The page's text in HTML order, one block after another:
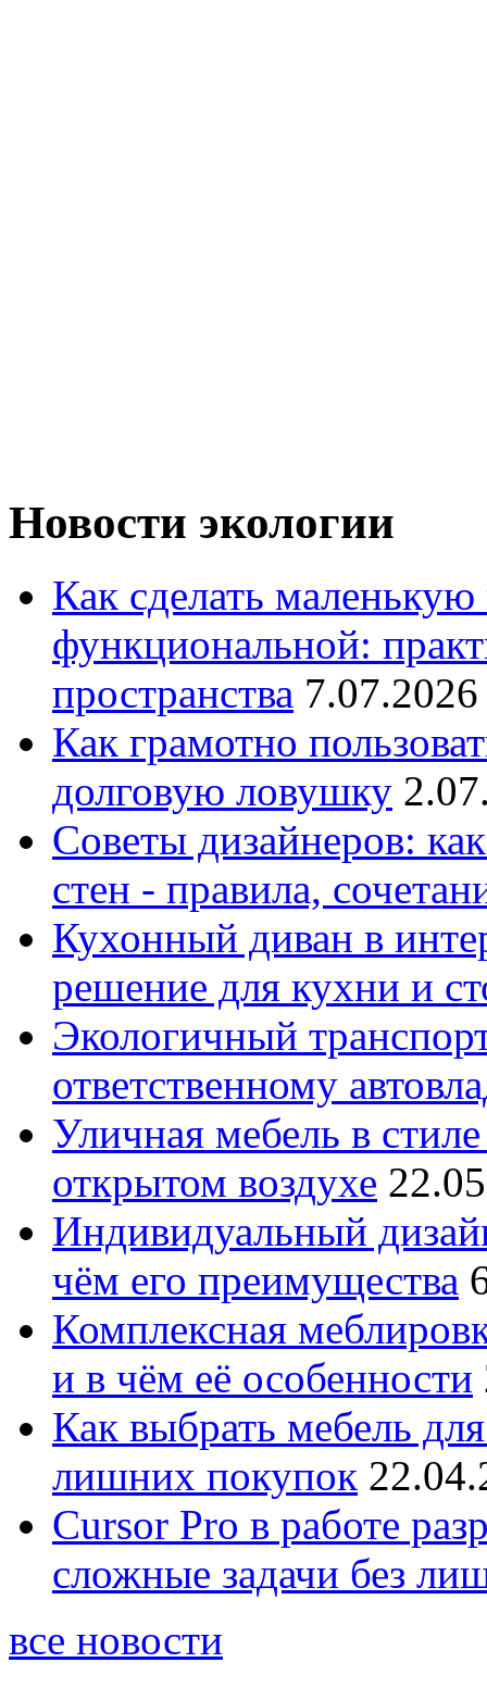
Новости экологии
Как сделать
функциональной:
пространства
Как грамотно
долговую ловушку
Советы дизайнеров:
стен - правила,
Кухонный диван в
решение для кухни и
Экологичный
ответственному
Уличная мебель в
открытом воздухе
Индивидуальный
чём его преимущества
Комплексная
и в чём её особенности
Как выбрать мебель
лишних покупок
Cursor Pro в работе
сложные задачи без
все новости